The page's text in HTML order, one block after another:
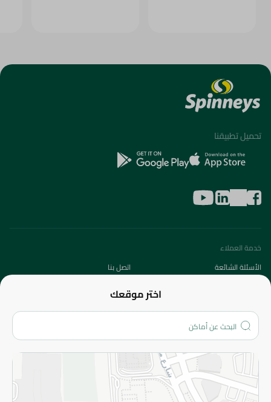
اختر موقعك
تحميل تطبيقنا
خدمة العملاء
الأسئلة الشائعة
اتصل بنا
من نحن؟
الفروع
المزيد
الاسترجاع
سياسة الاستخدام
سياسة الخصوصية